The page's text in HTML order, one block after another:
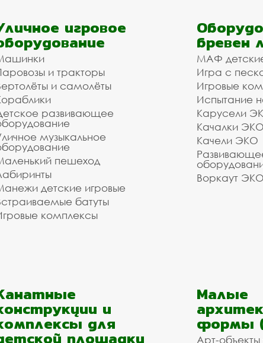
игровое
и тракторы
и самолёты
развивающее
музыкальное
пешеход
детские игровые
батуты
комплексы
бревен
МАФ
Игра с
Игровые
Испытание
Карусели
Качалки ЭКО
Качели ЭКО
Воркаут ЭКО
и
для
площадки
Малые
формы
Арт-объекты